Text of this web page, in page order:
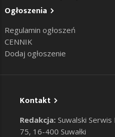
Ogłoszenia
Regulamin ogłoszeń
CENNIK
Dodaj ogłoszenie
Kontakt
Redakcja: Suwalski
75, 16-400 Suwałki